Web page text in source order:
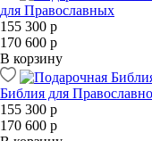
для Православных
155 300 р
170 600 р
В корзину
Библия для
155 300 р
170 600 р